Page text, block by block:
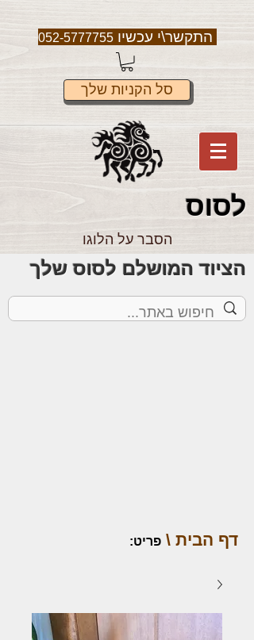
התקשר\י עכשיו052-5777755
סל הקניות שלך
לסוס
הסבר על הלוגו
הציוד המושלם לסוס שלך
דף הבית \ פריט: